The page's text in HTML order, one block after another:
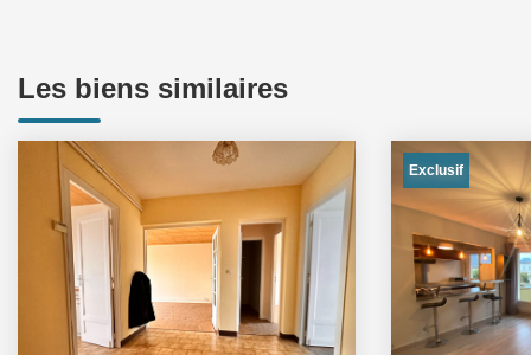
Les biens similaires
Exclusif